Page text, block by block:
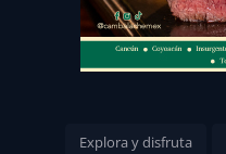
Explora y disfruta